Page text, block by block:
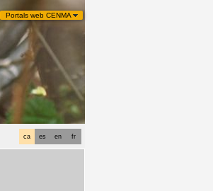
Portals web CENMA
fr
en
es
ca